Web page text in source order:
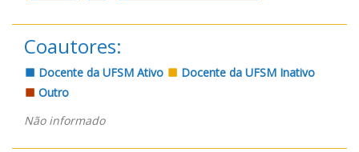
Coautores:
Docente da UFSM Ativo
Docente da UFSM Inativo
Outro
Não informado